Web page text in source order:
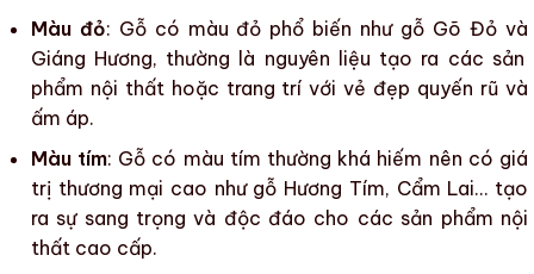
Màu đỏ: Gỗ có màu đỏ phổ biến như gỗ Gõ Đỏ và
Giáng Hương, thường là nguyên liệu tạo ra các sản
phẩm nội thất hoặc trang trí với vẻ đẹp quyến rũ và
ấm áp.
Màu tím: Gỗ có màu tím thường khá hiếm nên có giá
trị thương mại cao như gỗ Hương Tím, Cẩm Lai… tạo
ra sự sang trọng và độc đáo cho các sản phẩm nội
thất cao cấp.